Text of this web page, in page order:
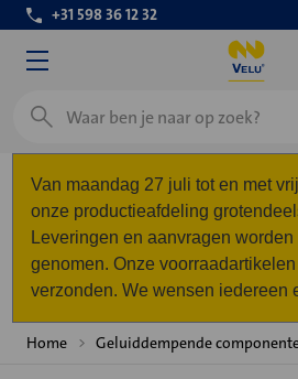
+31 598 36 12 32
Zoeken
Van maandag 27 juli tot en met
onze productieafdeling
Leveringen en aanvragen
genomen. Onze
verzonden. We wensen iedereen
Home Geluiddempende